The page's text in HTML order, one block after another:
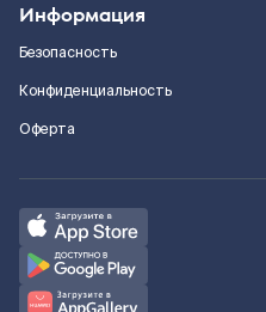
Информация
Безопасность
Конфиденциальность
Оферта